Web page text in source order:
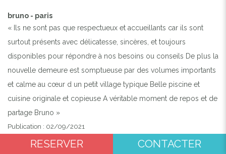
bruno - paris
« Ils ne sont pas que respectueux et accueillants car ils sont
surtout présents avec délicatesse, sincères, et toujours
disponibles pour répondre à nos besoins ou conseils De plus la
nouvelle demeure est somptueuse par des volumes importants
et calme au cœur d un petit village typique Belle piscine et
cuisine originale et copieuse A véritable moment de repos et de
partage Bruno »
Publication : 02/09/2021
Olivier - Paris
RESERVER CONTACTER